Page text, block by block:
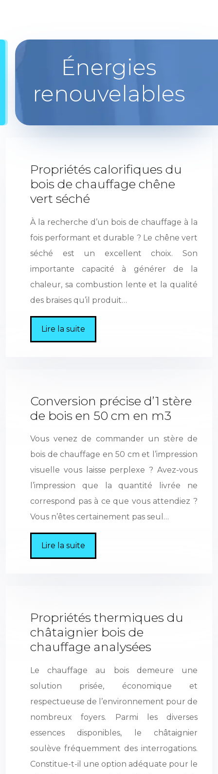
Énergies
renouvelables
Propriétés calorifiques du
bois de chauffage chêne
vert séché
À la recherche d’un bois de chauffage à la
fois performant et durable ? Le chêne vert
séché est un excellent choix. Son
importante capacité à générer de la
chaleur, sa combustion lente et la qualité
des braises qu’il produit…
Lire la suite
Conversion précise d’1 stère
de bois en 50 cm en m3
Vous venez de commander un stère de
bois de chauffage en 50 cm et l’impression
visuelle vous laisse perplexe ? Avez-vous
l’impression que la quantité livrée ne
correspond pas à ce que vous attendiez ?
Vous n’êtes certainement pas seul…
Lire la suite
Propriétés thermiques du
châtaignier bois de
chauffage analysées
Le chauffage au bois demeure une
solution prisée, économique et
respectueuse de l’environnement pour de
nombreux foyers. Parmi les diverses
essences disponibles, le châtaignier
soulève fréquemment des interrogations.
Constitue-t-il une option adéquate pour le